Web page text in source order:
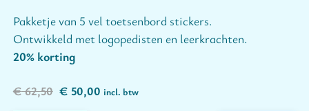
Pakketje van 5 vel toetsenbord stickers.
Ontwikkeld met logopedisten en leerkrachten.
20% korting
€62,50 Oorspronkelijke prijs was: € 62,50.
€ 50,00Huidige prijs is: € 50,00.
incl. btw